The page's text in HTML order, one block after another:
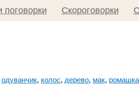
Скороговорки
одуванчик, колос, дерево, мак, ромашка